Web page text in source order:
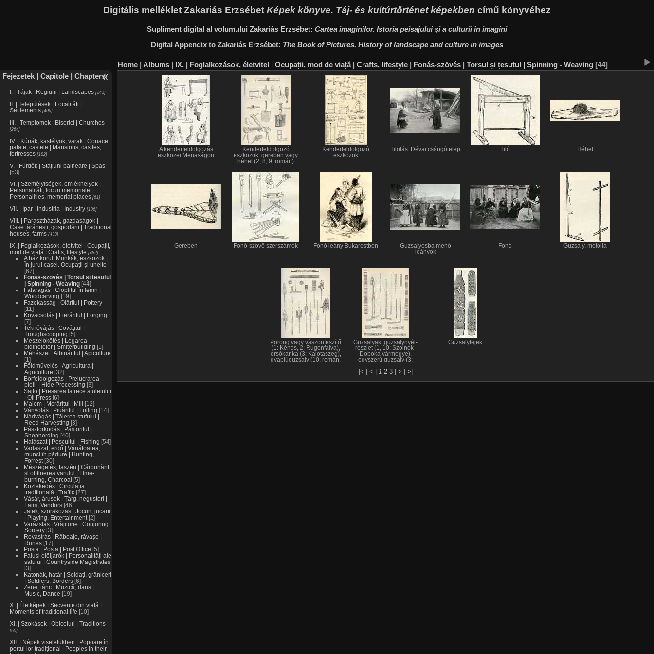
Digitális melléklet Zakariás Erzsébet Képek könyve. Táj- és kultúrtörténet képekben című könyvéhez
Supliment digital al volumului Zakariás Erzsébet: Cartea imaginilor. Istoria peisajului și a culturii în imagini
Digital Appendix to Zakariás Erzsébet: The Book of Pictures. History of landscape and culture in images
Fejezetek | Capitole | Chapters
I. | Tájak | Regiuni | Landscapes 243
II. | Települések | Localități |
Settlements 406
III. | Templomok | Biserici | Churches
264
IV. | Kúriák, kastélyok, várak | Conace,
palate, castele | Mansions, castles,
fortresses 182
V. | Fürdők | Stațiuni balneare | Spas
53
VI. | Személyiségek, emlékhelyek |
Personalități, locuri memoriale |
Personalities, memorial places 61
VII. | Ipar | Industria | Industry 106
VIII. | Parasztházak, gazdaságok |
Case țărănești, gospodării | Traditional
houses, farms 433
IX. | Foglalkozások, életvitel | Ocupații,
mod de viață | Crafts, lifestyle
482
A ház körül. Munkák, eszközök |
În jurul casei. Ocupații și unelte
67
Fonás-szövés | Torsul și țesutul
| Spinning - Weaving 44
Fafaragás | Cioplitul în lemn |
Woodcarving 19
Fazekasság | Olăritul | Pottery
11
Kovácsolás | Fierăritul | Forging
7
Teknővájás | Covățitul |
Troughscooping 5
Meszelőkötés | Legarea
bidinelelor | Smiterbuilding 1
Méhészet | Albinăritul | Apiculture
1
Földművelés | Agricultura |
Agriculture 32
Bőrfeldolgozás | Prelucrarea
pielii | Hide Processing 3
Sajtó | Presarea la rece a uleiului
| Oil Press 6
Malom | Morăritul | Mill 12
Ványolás | Piuăritul | Fulling 14
Nádvágás | Tăierea stufului |
Reed Harvesting 3
Pásztorkodás | Păstoritul |
Shepherding 40
Halászat | Pescuitul | Fishing 54
Vadászat, erdő | Vânătoarea,
munci în pădure | Hunting,
Forrest 30
Mészégetés, faszén | Cărbunărit
și obținerea varului | Lime-
burning, Charcoal 5
Közlekedés | Circulația
tradițională | Traffic 27
Vásár, árusok | Țârg, negustori |
Fairs, Vendors 46
Játék, szórakozás | Jocuri, jucării
| Playing, Entertainment 2
Varázslás | Vrăjitorie | Conjuring.
Sorcery 3
Rovásírás | Răboaje, răvașe |
Runes 17
Posta | Poșta | Post Office 5
Falusi elöljárók | Personalități ale
satului | Countryside Magistrates
3
Katonák, határ | Soldați, grăniceri
| Soldiers, Borders 6
Zene, tánc | Muzică, dans |
Music, Dance 19
X. | Életképek | Secvențe din viață |
Moments of traditional life 10
XI. | Szokások | Obiceiuri | Traditions
60
XII. | Népek viseletükben | Popoare în
portul lor tradițional | Peoples in their
Home | Albums | IX. | Foglalkozások, életvitel | Ocupații, mod de viață | Crafts, lifestyle | Fonás-szövés | Torsul și țesutul | Spinning - Weaving 44
A kenderfeldolgozás
eszközei Menaságon
Kenderfeldolgozó
eszközök: gereben vagy
héhel (2, 8, 9: román)
Kenderfeldolgozó
eszközök
Tilolás. Dévai csángótelep Tiló Héhel
Gereben Fonó-szövő szerszámok Fonó leány Bukarestben
Guzsalyosba menő
leányok
Fonó Guzsaly, motolla
Porong vagy vászonfeszítő
(1: Kénos, 2: Rugonfalva),
orsókarika (3: Kalotaszeg),
gyapjúguzsaly (10: román,
Guzsalyak: guzsalynyél-
részlet (1, 10: Szolnok-
Doboka vármegye),
egyszerű guzsaly (3:
(5: Székelyföld), darabok a
hosszú guzsalyból (6, 7:
Szováta), részlet egy
Guzsalyfejek
|< | < | 1 2 3 > >|